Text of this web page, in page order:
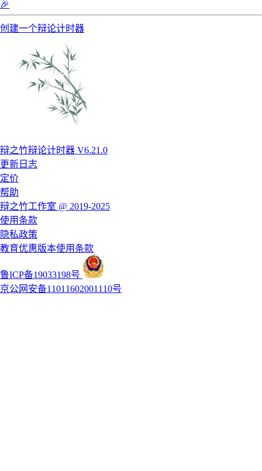
🎉
创建一个辩论计时器
辩之竹辩论计时器 V6.21.0
更新日志
定价
帮助
辩之竹工作室 @ 2019-2025
使用条款
隐私政策
教育优惠版本使用条款
鲁ICP备19033198号
京公网安备11011602001110号